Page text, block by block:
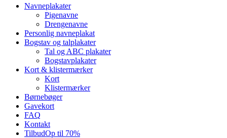
Close
Navneplakater
Pigenavne
Drengenavne
Personlig navneplakat
Bogstav og talplakater
Tal og ABC plakater
Bogstavplakater
Kort & klistermærker
Kort
Klistermærker
Børnebøger
Gavekort
FAQ
Kontakt
TilbudOp til 70%